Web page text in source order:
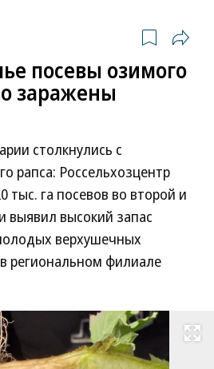
посевы озимого
заражены
столкнулись с
рапса: Россельхозцентр
тыс. га посевов во второй и
выявил высокий запас
верхушечных
региональном филиале
Развернуть